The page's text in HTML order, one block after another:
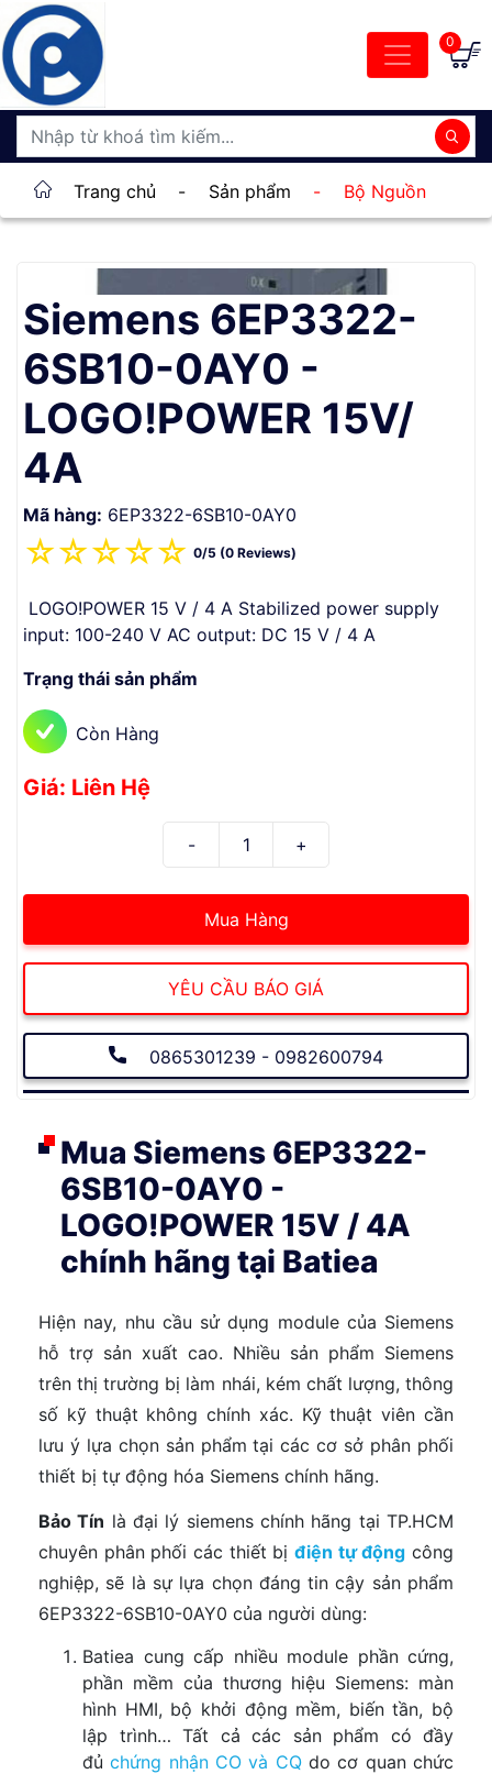
0
Trang chủ - Sản phẩm - Bộ Nguồn
Siemens 6EP3322-
6SB10-0AY0 -
LOGO!POWER 15V/
4A
Mã hàng: 6EP3322-6SB10-0AY0
☆
☆
☆
☆
☆ 0/5 (0 Reviews)
LOGO!POWER 15 V / 4 A Stabilized power supply
input: 100-240 V AC output: DC 15 V / 4 A
Trạng thái sản phẩm
Còn Hàng
Giá: Liên Hệ
Mua Hàng
YÊU CẦU BÁO GIÁ
0865301239 - 0982600794
Mua Siemens 6EP3322-
6SB10-0AY0 -
LOGO!POWER 15V / 4A
chính hãng tại Batiea
Hiện nay, nhu cầu sử dụng module của Siemens
hỗ trợ sản xuất cao. Nhiều sản phẩm Siemens
trên thị trường bị làm nhái, kém chất lượng, thông
số kỹ thuật không chính xác. Kỹ thuật viên cần
lưu ý lựa chọn sản phẩm tại các cơ sở phân phối
thiết bị tự động hóa Siemens chính hãng.
Bảo Tín là đại lý siemens chính hãng tại TP.HCM
chuyên phân phối các thiết bị điện tự động công
nghiệp, sẽ là sự lựa chọn đáng tin cậy sản phẩm
6EP3322-6SB10-0AY0 của người dùng:
Batiea cung cấp nhiều module phần cứng,
phần mềm của thương hiệu Siemens: màn
hình HMI, bộ khởi động mềm, biến tần, bộ
lập trình… Tất cả các sản phẩm có đầy
đủchứng nhận CO và CQdo cơ quan chức